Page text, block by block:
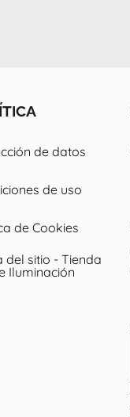
de datos
de uso
de Cookies
del sitio - Tienda
Iluminación